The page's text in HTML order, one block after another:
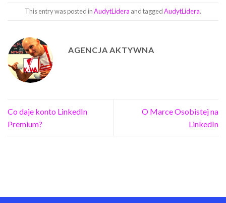
This entry was posted inAudytLidera and taggedAudytLidera.
AGENCJA AKTYWNA
Co daje konto LinkedIn
Premium?
O Marce Osobistej na
LinkedIn